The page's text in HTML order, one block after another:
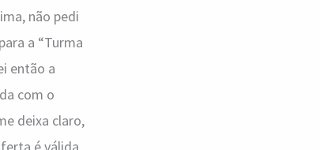
não pedi
a “Turma
então a
com o
deixa claro,
é válida